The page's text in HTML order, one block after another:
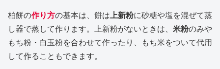
柏餅の作り方の基本は、餅は上新粉に砂糖や塩を混ぜて蒸
し器で蒸して作ります。上新粉がないときは、 米粉のみや
もち粉・白玉粉を合わせて作ったり、もち米をついて代用
して作ることもできます。